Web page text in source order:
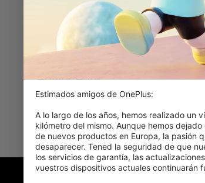
OnePlus 22.5W Magnetic Ring
Power Bank
Estimados amigos de OnePlus:
A lo largo de los años, hemos realizado un
kilómetro del mismo. Aunque hemos
de nuevos productos en Europa, la pasión
desaparecer. Tened la seguridad de que
los servicios de garantía, las
vuestros dispositivos actuales continuarán